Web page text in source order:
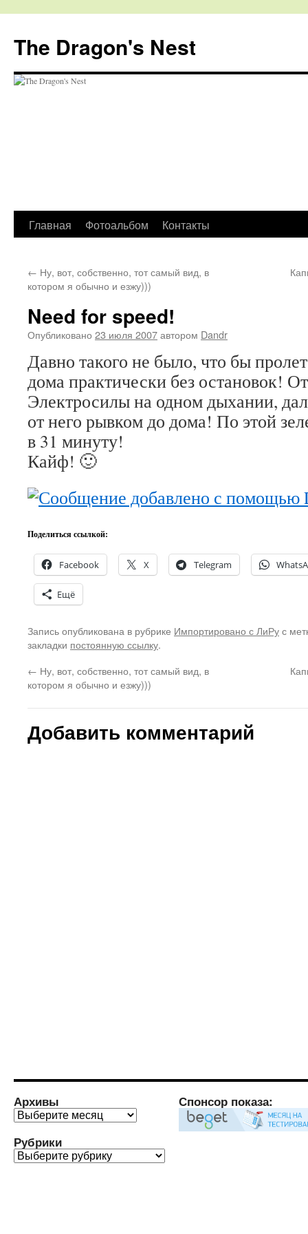
The Dragon's Nest
Перейти
содержимому
Главная Фотоальбом Контакты
← Ну, вот, собственно, тот самый вид, в
котором я обычно и езжу)))
Need for speed!
Опубликовано 23 июля 2007автором Dandr
Давно такого не было, что бы
дома практически без остановок!
Электросилы на одном дыхании,
от него рывком до дома! По этой
в 31 минуту!
Кайф! 🙂
Поделиться ссылкой:
Facebook X Telegram
Ещё
Запись опубликована в рубрике Импортировано с ЛиРус
закладки постоянную ссылку.
← Ну, вот, собственно, тот самый вид, в
котором я обычно и езжу)))
Добавить комментарий
Архивы
Архивы
Рубрики
Рубрики
Спонсор показа: